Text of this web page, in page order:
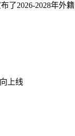
2026-2028年外
上线